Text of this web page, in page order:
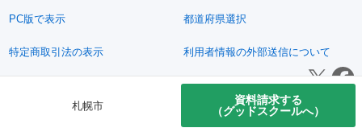
札幌市
資料請求する
（グッドスクールへ）
PC版で表示 都道府県選択
特定商取引法の表示 利用者情報の外部送信について
© 2011-2026 Jimoty, Inc.